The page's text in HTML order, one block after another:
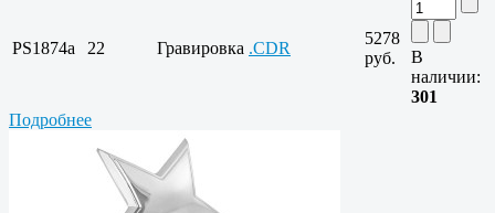
PS1874a 22 Гравировка .CDR
5278
руб.
В
наличии:
301
Подробнее